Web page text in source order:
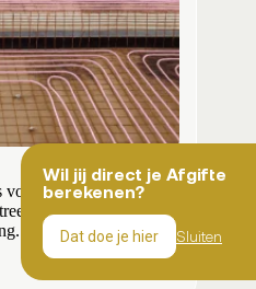
heel wat overlast.
sneeuw- en ijsvrij.
Wil jij direct je Afgifte
berekenen?
Dat doe je hier Sluiten